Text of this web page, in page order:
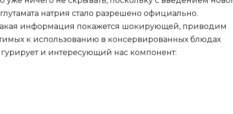
натрия стало разрешено официально.
информация покажется шокирующей, приводим
к использованию в консервированных блюдах
и интересующий нас компонент: